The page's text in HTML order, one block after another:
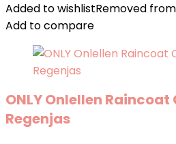
Added to wishlistRemoved
Add to compare
ONLY Onlellen
Regenjas